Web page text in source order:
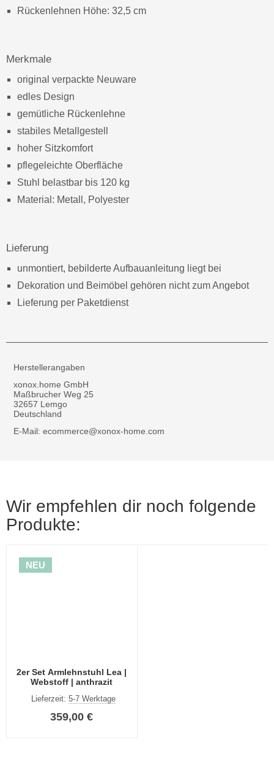
Rückenlehnen Höhe: 32,5 cm
Merkmale
original verpackte Neuware
edles Design
gemütliche Rückenlehne
stabiles Metallgestell
hoher Sitzkomfort
pflegeleichte Oberfläche
Stuhl belastbar bis 120 kg
Material: Metall, Polyester
Lieferung
unmontiert, bebilderte Aufbauanleitung liegt bei
Dekoration und Beimöbel gehören nicht zum Angebot
Lieferung per Paketdienst
Herstellerangaben
xonox.home GmbH
Maßbrucher Weg 25
32657 Lemgo
Deutschland
E-Mail: ecommerce@xonox-home.com
Wir empfehlen dir noch folgende
Produkte:
NEU
2er Set Armlehnstuhl Lea |
Webstoff | anthrazit
Lieferzeit: 5-7 Werktage
359,00 €